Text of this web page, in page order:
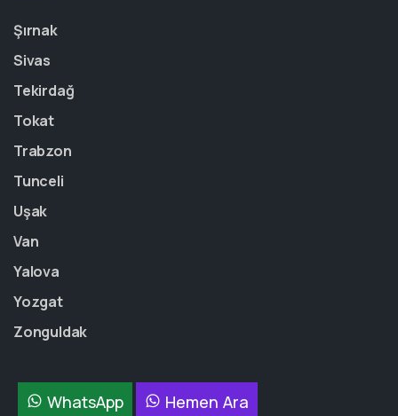
Şırnak
Sivas
Tekirdağ
Tokat
Trabzon
Tunceli
Uşak
Van
Yalova
Yozgat
Zonguldak
WhatsApp Hemen Ara